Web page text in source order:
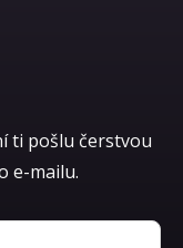
ti pošlu čerstvou
e-mailu.